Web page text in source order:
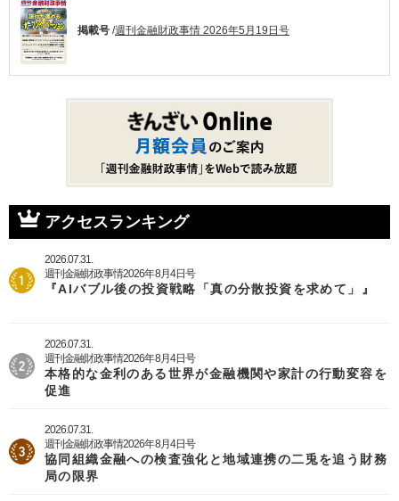
掲載号 /週刊金融財政事情 2026年5月19日号
アクセスランキング
2026.07.31.
週刊金融財政事情2026年8月4日号
『AIバブル後の投資戦略「真の分散投資を求めて」』
2026.07.31.
週刊金融財政事情2026年8月4日号
本格的な金利のある世界が金融機関や家計の行動変容を
促進
2026.07.31.
週刊金融財政事情2026年8月4日号
協同組織金融への検査強化と地域連携の二兎を追う財務
局の限界